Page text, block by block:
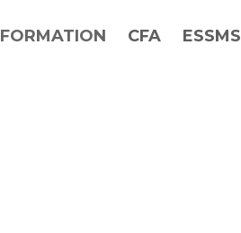
FORMATION CFA ESSMS